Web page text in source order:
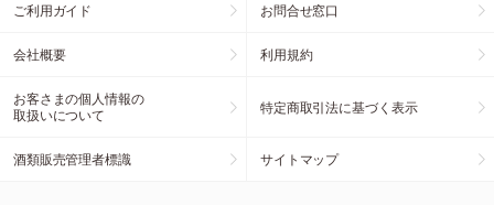
ご利用ガイド お問合せ窓口
会社概要 利用規約
お客さまの個人情報の
取扱いについて
特定商取引法に基づく表示
酒類販売管理者標識 サイトマップ